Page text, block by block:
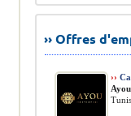
›› Offres
››